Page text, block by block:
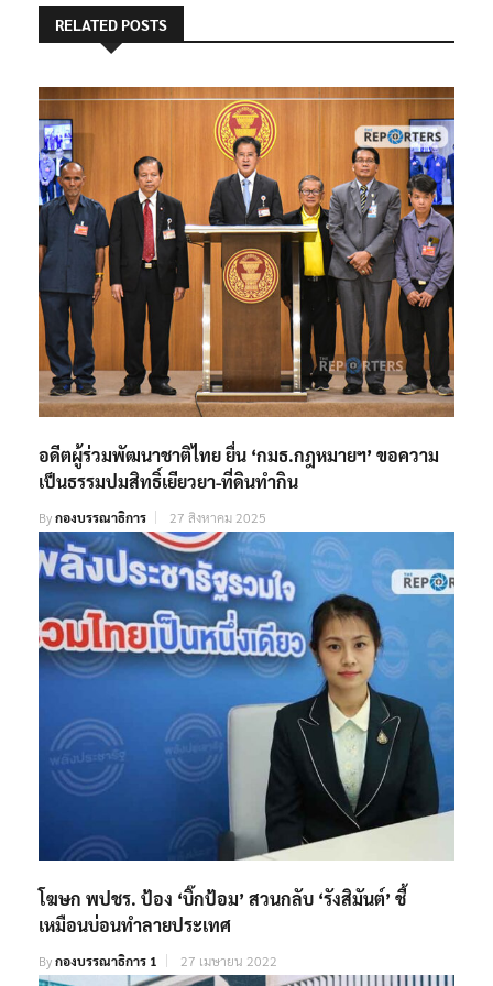
RELATED POSTS
อดีตผู้ร่วมพัฒนาชาติไทย ยื่น ‘กมธ.กฎหมายฯ’ ขอความ
เป็นธรรมปมสิทธิ์เยียวยา-ที่ดินทำกิน
Byกองบรรณาธิการ 27 สิงหาคม 2025
โฆษก พปชร. ป้อง ‘บิ๊กป้อม’ สวนกลับ ‘รังสิมันต์’ ชี้
เหมือนบ่อนทำลายประเทศ
Byกองบรรณาธิการ 1 27 เมษายน 2022